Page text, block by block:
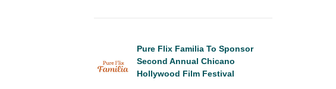
Pure Flix Familia To Sponsor
Second Annual Chicano
Hollywood Film Festival